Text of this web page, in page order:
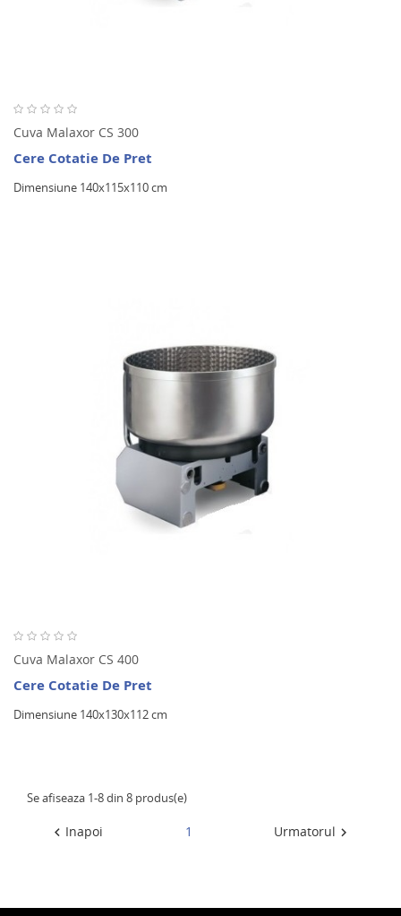
Cuva Malaxor CS 300
Cere Cotatie De Pret
Dimensiune 140x115x110 cm
Cuva Malaxor CS 400
Cere Cotatie De Pret
Dimensiune 140x130x112 cm
Se afiseaza 1-8 din 8 produs(e)
 Inapoi 1 Urmatorul 